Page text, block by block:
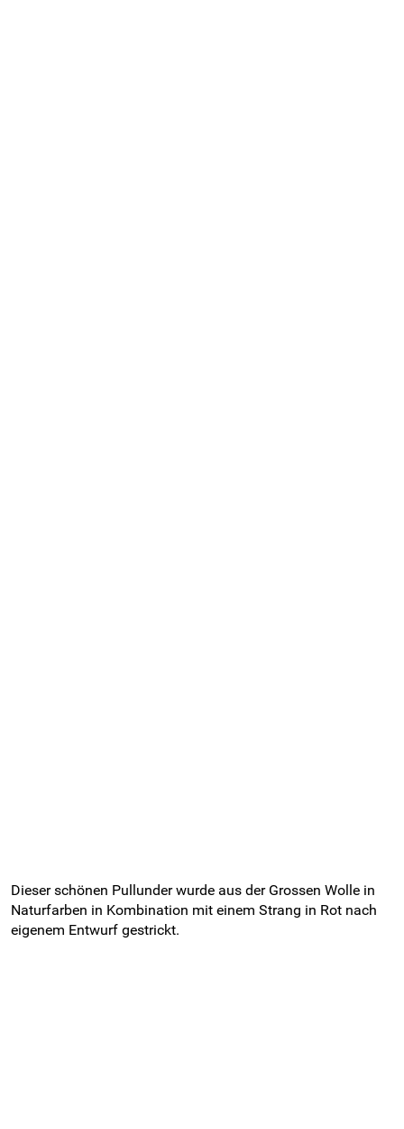
Dieser schönen Pullunder wurde aus der Grossen Wolle in
Naturfarben in Kombination mit einem Strang in Rot nach
eigenem Entwurf gestrickt.